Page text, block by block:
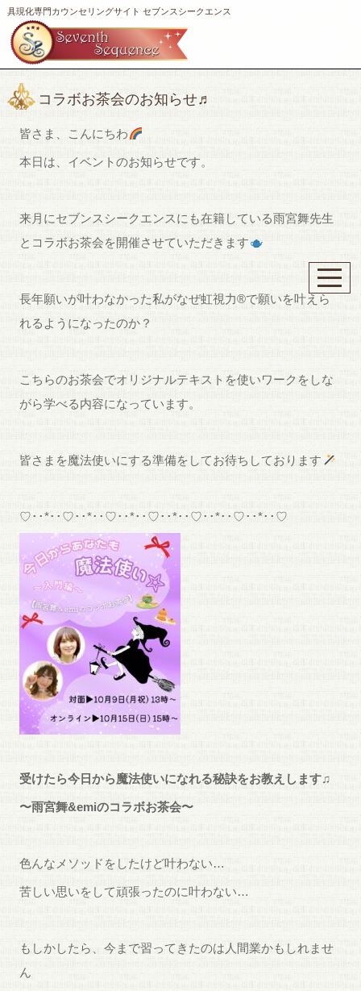
具現化専門カウンセリングサイト セブンスシークエンス
コラボお茶会のお知らせ♬
皆さま、こんにちわ
本日は、イベントのお知らせです。
来月にセブンスシークエンスにも在籍している雨宮舞先生
とコラボお茶会を開催させていただきます
長年願いが叶わなかった私がなぜ虹視力®︎で願いを叶えら
れるようになったのか？
こちらのお茶会でオリジナルテキストを使いワークをしな
がら学べる内容になっています。
皆さまを魔法使いにする準備をしてお待ちしております
♡･･*･･♡･･*･･♡･･*･･♡･･*･･♡･･*･･♡･･*･･♡
受けたら今日から魔法使いになれる秘訣をお教えします♫
〜雨宮舞&emiのコラボお茶会〜
色んなメソッドをしたけど叶わない…
苦しい思いをして頑張ったのに叶わない…
もしかしたら、今まで習ってきたのは人間業かもしれませ
ん